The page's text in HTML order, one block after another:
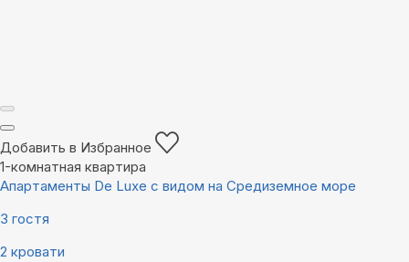
Добавить в Избранное
1-комнатная квартира
Апартаменты De Luxe с видом на Средиземное море
3 гостя
2 кровати